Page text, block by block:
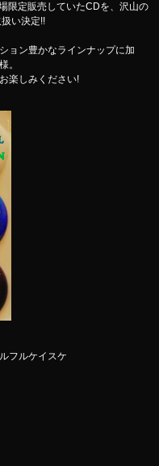
限定販売していたCDを、沢山の
い決定!!
ョン豊かなラインナップに加
。
楽しみください!
フルケイスケ